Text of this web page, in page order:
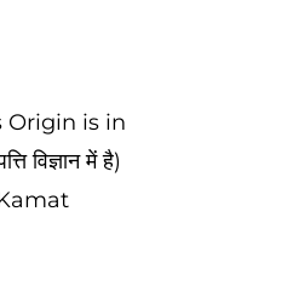
Origin is in
विज्ञान में है)